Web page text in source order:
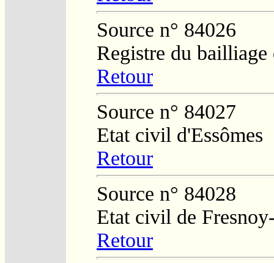
Source n° 84026
Registre du
Retour
Source n° 84027
Etat civil d'Essômes
Retour
Source n° 84028
Etat civil de
Retour